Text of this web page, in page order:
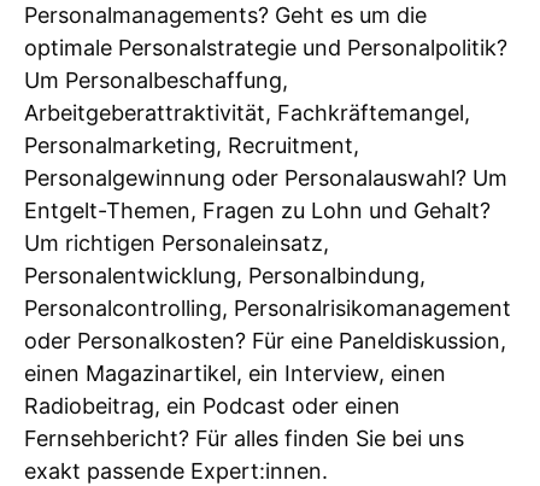
Personalmanagements? Geht es um die
optimale Personalstrategie und Personalpolitik?
Um Personalbeschaffung,
Arbeitgeberattraktivität, Fachkräftemangel,
Personalmarketing, Recruitment,
Personalgewinnung oder Personalauswahl? Um
Entgelt-Themen, Fragen zu Lohn und Gehalt?
Um richtigen Personaleinsatz,
Personalentwicklung, Personalbindung,
Personalcontrolling, Personalrisikomanagement
oder Personalkosten? Für eine Paneldiskussion,
einen Magazinartikel, ein Interview, einen
Radiobeitrag, ein Podcast oder einen
Fernsehbericht? Für alles finden Sie bei uns
exakt passende Expert:innen.